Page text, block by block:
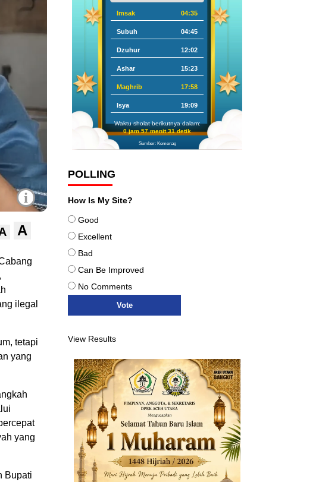
i
A
ilegal
tetapi
yang
yang
Bupati
Imsak 04:35
Subuh 04:45
Dzuhur 12:02
Ashar 15:23
Maghrib 17:58
Isya 19:09
Waktu sholat berikutnya dalam:
0 jam 57 menit 29 detik
Sumber: Kemenag
POLLING
How Is My Site?
Good
Excellent
Bad
Can Be Improved
No Comments
View Results